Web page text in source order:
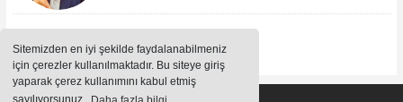
Sitemizden en iyi şekilde faydalanabilmeniz
için çerezler kullanılmaktadır. Bu siteye giriş
yaparak çerez kullanımını kabul etmiş